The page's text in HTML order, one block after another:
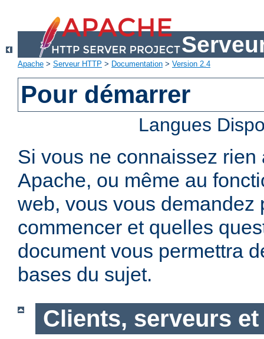
Apache > Serveur HTTP > Documentation > Version 2.4
Pour démarrer
Langues
Si vous ne connaissez rien
Apache, ou même au
web, vous vous demandez
commencer et quelles
document vous permettra
bases du sujet.
Clients, serveurs et